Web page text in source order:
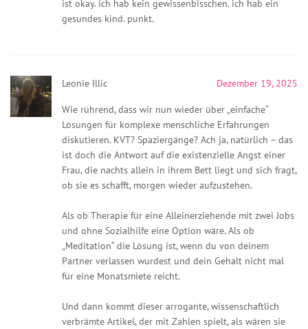
ist okay. ich hab kein gewissenbisschen. ich hab ein
gesundes kind. punkt.
Leonie Illic Dezember 19, 2025
Wie rührend, dass wir nun wieder über „einfache“
Lösungen für komplexe menschliche Erfahrungen
diskutieren. KVT? Spaziergänge? Ach ja, natürlich – das
ist doch die Antwort auf die existenzielle Angst einer
Frau, die nachts allein in ihrem Bett liegt und sich fragt,
ob sie es schafft, morgen wieder aufzustehen.
Als ob Therapie für eine Alleinerziehende mit zwei Jobs
und ohne Sozialhilfe eine Option wäre. Als ob
„Meditation“ die Lösung ist, wenn du von deinem
Partner verlassen wurdest und dein Gehalt nicht mal
für eine Monatsmiete reicht.
Und dann kommt dieser arrogante, wissenschaftlich
verbrämte Artikel, der mit Zahlen spielt, als wären sie